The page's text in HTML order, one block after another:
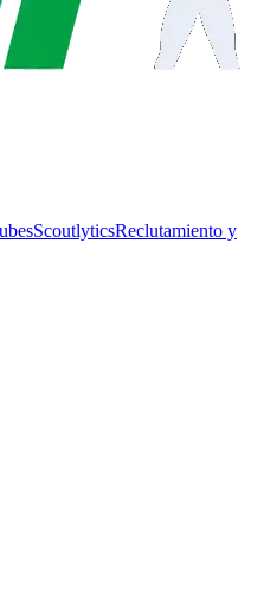
ScoutlyticsReclutamiento y